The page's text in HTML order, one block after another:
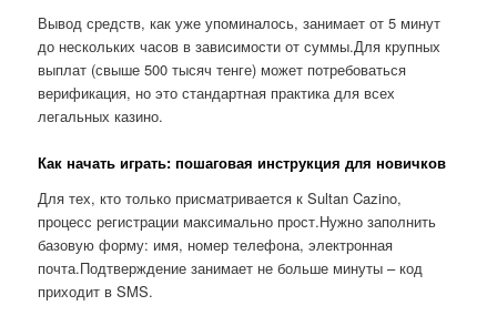
Вывод средств, как уже упоминалось, занимает от 5 минут
до нескольких часов в зависимости от суммы.Для крупных
выплат (свыше 500 тысяч тенге) может потребоваться
верификация, но это стандартная практика для всех
легальных казино.
Как начать играть: пошаговая инструкция для новичков
Для тех, кто только присматривается к Sultan Cazino,
процесс регистрации максимально прост.Нужно заполнить
базовую форму: имя, номер телефона, электронная
почта.Подтверждение занимает не больше минуты – код
приходит в SMS.